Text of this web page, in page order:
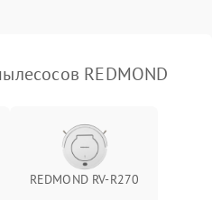
REDMOND
REDMOND RV-R270